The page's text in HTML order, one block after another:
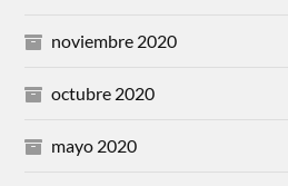
noviembre 2020
octubre 2020
mayo 2020